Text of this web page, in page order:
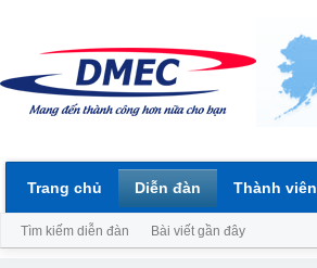
Trang chủ Diễn đàn
Tìm kiếm diễn đàn Bài viết gần đây
Thành viên